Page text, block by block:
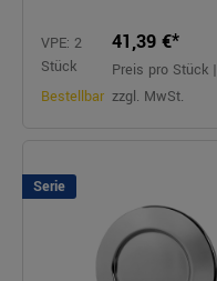
VPE: 2
Stück
Bestellbar
41,39 €*
Preis pro Stück |
zzgl. MwSt.
Serie